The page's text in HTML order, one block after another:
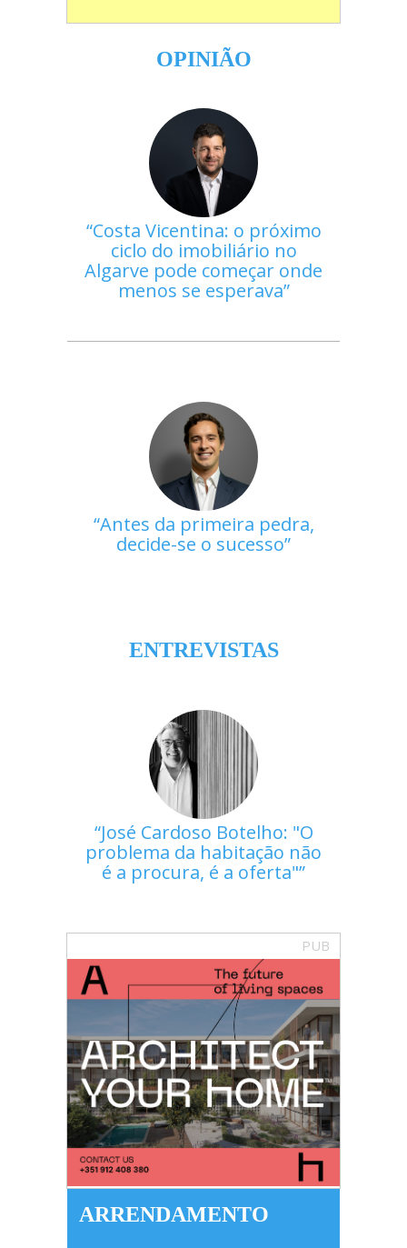
OPINIÃO
Costa Vicentina: o próximo
ciclo do imobiliário no
Algarve pode começar onde
menos se esperava
Antes da primeira pedra,
decide-se o sucesso
ENTREVISTAS
José Cardoso Botelho: "O
problema da habitação não
é a procura, é a oferta"
PUB
ARRENDAMENTO